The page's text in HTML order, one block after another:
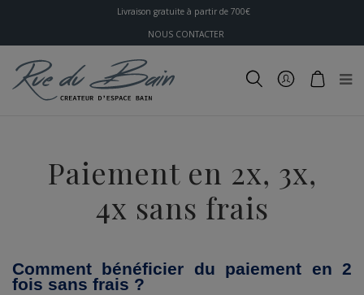
Livraison gratuite à partir de 700€
NOUS CONTACTER
Paiement en 2x, 3x,
4x sans frais
Comment bénéficier du paiement en 2
fois sans frais ?